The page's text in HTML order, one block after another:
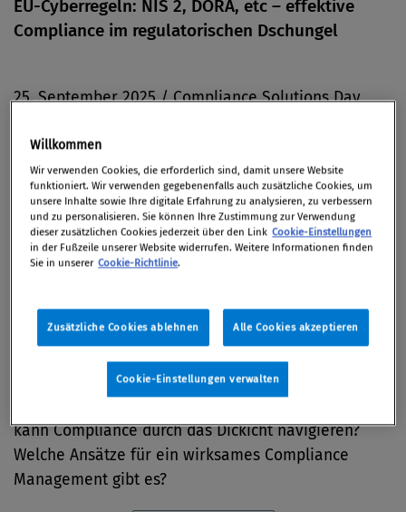
EU-Cyberregeln: NIS 2, DORA, etc – effektive
Compliance im regulatorischen Dschungel
25. September 2025 / Compliance Solutions Day
Geopolitische Konflikte sind im Cyber-Raum der
heimischen Unternehmen angekommen. Die
Regulatorik ist eine Form der Reaktion der
Bedrohung und ihre Auswirkungen widerstandsfähig
zu werden. Der daraus entstandene Dschungel der
regulatorischen Rahmenbedingungen ist dicht und
den Überblick über NIS 2, DORA und weitere
kann Compliance durch das Dickicht navigieren?
Welche Ansätze für ein wirksames Compliance
Management gibt es?
Willkommen
Wir verwenden Cookies, die erforderlich sind, damit unsere Website
funktioniert. Wir verwenden gegebenenfalls auch zusätzliche Cookies, um
unsere Inhalte sowie Ihre digitale Erfahrung zu analysieren, zu verbessern
und zu personalisieren. Sie können Ihre Zustimmung zur Verwendung
dieser zusätzlichen Cookies jederzeit über den Link Cookie-Einstellungen
in der Fußzeile unserer Website widerrufen. Weitere Informationen finden
Sie in unserer Cookie-Richtlinie.
Zusätzliche Cookies ablehnen Alle Cookies akzeptieren
Cookie-Einstellungen verwalten